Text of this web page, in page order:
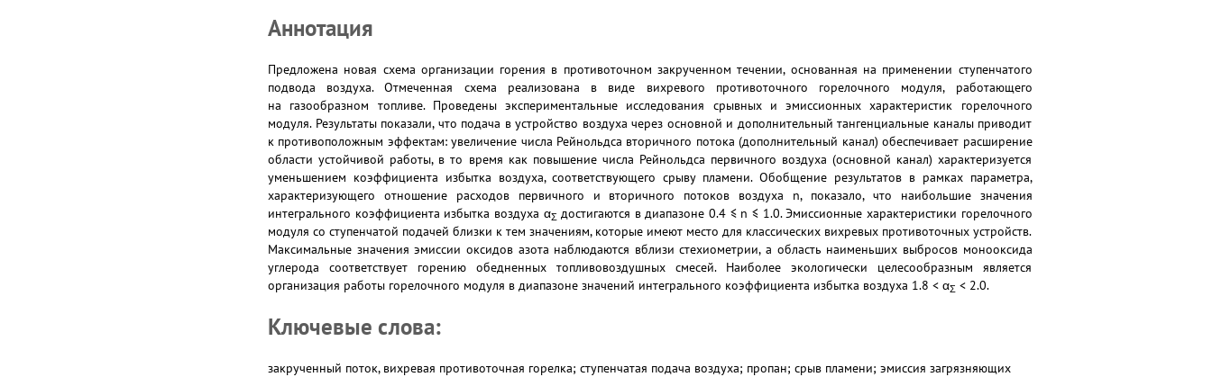
Аннотация
Предложена новая схема организации горения в противоточном закрученном течении, основанная на применении ступенчатого
подвода воздуха. Отмеченная схема реализована в виде вихревого противоточного горелочного модуля, работающего
на газообразном топливе. Проведены экспериментальные исследования срывных и эмиссионных характеристик горелочного
модуля. Результаты показали, что подача в устройство воздуха через основной и дополнительный тангенциальные каналы приводит
к противоположным эффектам: увеличение числа Рейнольдса вторичного потока (дополнительный канал) обеспечивает расширение
области устойчивой работы, в то время как повышение числа Рейнольдса первичного воздуха (основной канал) характеризуется
уменьшением коэффициента избытка воздуха, соответствующего срыву пламени. Обобщение результатов в рамках параметра,
характеризующего отношение расходов первичного и вторичного потоков воздуха n, показало, что наибольшие значения
интегрального коэффициента избытка воздуха αΣ достигаются в диапазоне 0.4 ≤ n ≤ 1.0. Эмиссионные характеристики горелочного
модуля со ступенчатой подачей близки к тем значениям, которые имеют место для классических вихревых противоточных устройств.
Максимальные значения эмиссии оксидов азота наблюдаются вблизи стехиометрии, а область наименьших выбросов монооксида
углерода соответствует горению обедненных топливовоздушных смесей. Наиболее экологически целесообразным является
организация работы горелочного модуля в диапазоне значений интегрального коэффициента избытка воздуха 1.8 < αΣ < 2.0.
Ключевые слова:
закрученный поток, вихревая противоточная горелка; ступенчатая подача воздуха; пропан; срыв пламени; эмиссия загрязняющих